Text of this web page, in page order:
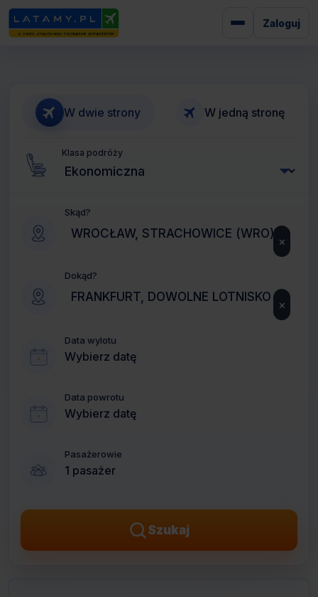
Zaloguj
W dwie strony W jedną stronę
Klasa podróży
Skąd?
×
Dokąd?
×
Data wylotu
Wybierz datę
Data powrotu
Wybierz datę
Pasażerowie
1 pasażer
Szukaj